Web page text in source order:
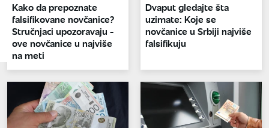
Kako da prepoznate
falsifikovane novčanice?
Stručnjaci upozoravaju -
ove novčanice u najviše
na meti
Dvaput gledajte šta
uzimate: Koje se
novčanice u Srbiji najviše
falsifikuju